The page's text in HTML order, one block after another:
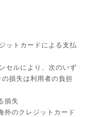
ットカード による支払
セルにより、次のいず
損失は利用者の負担
損失
外のクレジットカード